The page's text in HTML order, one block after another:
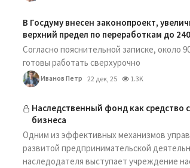
В Госдуму внесен законопроект,
верхний предел по переработкам до
Согласно пояснительной записке, около
готовы работать сверхурочно
Иванов Петр 22 дек, 25 1.3K
Наследственный фонд как средство
бизнеса
Одним из эффективных механизмов
развитой предпринимательской
наследодателя выступает учреждение